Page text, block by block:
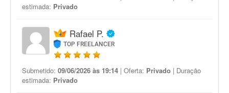
estimada: Privado
Rafael P.
TOP FREELANCER
Submetido: 09/06/2026 às 19:14 | Oferta: Privado | Duração
estimada: Privado